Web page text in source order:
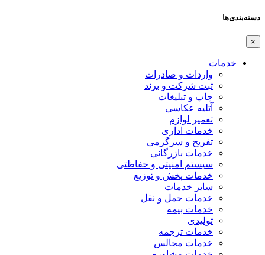
دسته‌بندی‌ها
×
خدمات
واردات و صادرات
ثبت شرکت و برند
چاپ و تبلیغات
آتلیه عکاسی
تعمیر لوازم
خدمات اداری
تفریح و سرگرمی
خدمات بازرگانی
سیستم امنیتی و حفاظتی
خدمات پخش و توزیع
سایر خدمات
خدمات حمل و نقل
خدمات بیمه
تولیدی
خدمات ترجمه
خدمات مجالس